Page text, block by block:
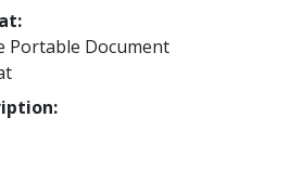
Portable Document